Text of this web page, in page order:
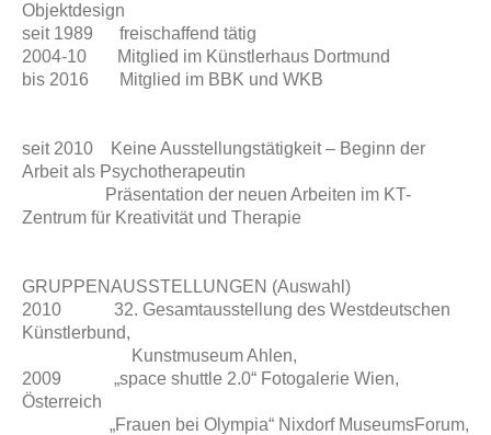
Objektdesign
seit 1989 freischaffend tätig
2004-10 Mitglied im Künstlerhaus Dortmund
bis 2016 Mitglied im BBK und WKB
seit 2010 Keine Ausstellungstätigkeit – Beginn der
Arbeit als Psychotherapeutin
Präsentation der neuen Arbeiten im KT-
Zentrum für Kreativität und Therapie
GRUPPENAUSSTELLUNGEN (Auswahl)
2010 32. Gesamtausstellung des Westdeutschen
Künstlerbund,
Kunstmuseum Ahlen,
2009 „space shuttle 2.0“ Fotogalerie Wien,
Österreich
„Frauen bei Olympia“ Nixdorf MuseumsForum,